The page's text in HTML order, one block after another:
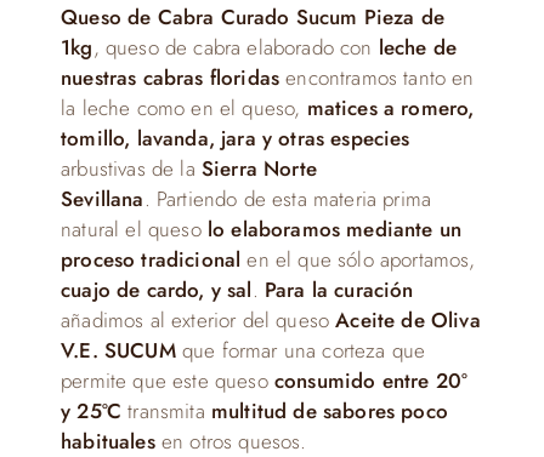
Queso de Cabra Curado Sucum Pieza de
1kg, queso de cabra elaborado con leche de
nuestras cabras floridas encontramos tanto en
la leche como en el queso, matices a romero,
tomillo, lavanda, jara y otras especies
arbustivas de la Sierra Norte
Sevillana. Partiendo de esta materia prima
natural el queso lo elaboramos mediante un
proceso tradicional en el que sólo aportamos,
cuajo de cardo, y sal. Para la curación
añadimos al exterior del queso Aceite de Oliva
V.E. SUCUMque formar una corteza que
permite que este queso consumido entre 20º
y 25ºC transmita multitud de sabores poco
habitualesen otros quesos.